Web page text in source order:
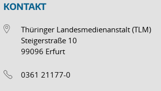
KONTAKT
Thüringer Landesmedienanstalt (TLM)
Steigerstraße 10
99096 Erfurt
0361 21177-0